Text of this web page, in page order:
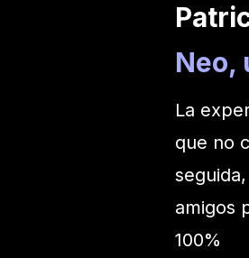
Neo,
La
que no
amigos
100%